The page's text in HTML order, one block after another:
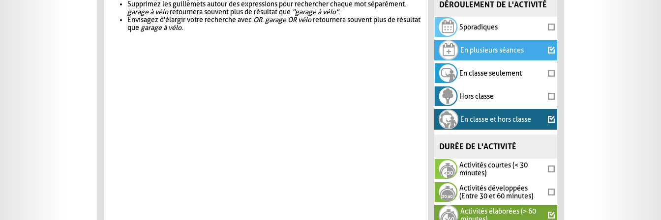
DÉROULEMENT DE L'ACTIVITÉ
Sporadiques
En plusieurs séances
En classe seulement
Hors classe
En classe et hors classe
DURÉE DE L'ACTIVITÉ
Activités courtes (< 30
minutes)
Activités développées
(Entre 30 et 60 minutes)
Activités élaborées (> 60
Supprimez les guillemets autour des expressions pour rechercher chaque mot séparément.
garage à véloretournera souvent plus de résultat que "garage à vélo".
Envisagez d'élargir votre recherche avec OR. garage OR véloretournera souvent plus de résultat
que garage à vélo.